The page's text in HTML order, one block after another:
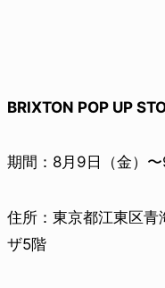
BRIXTON POP UP
期間：8月9日（金）〜
住所：東京都江東区青
ザ5階